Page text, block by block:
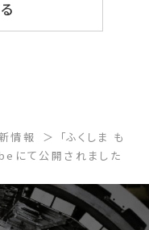
情報
「ふくしま も
にて公開されました